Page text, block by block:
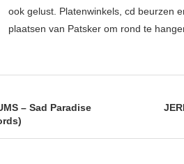
ook gelust. Platenwinkels, cd beurzen
plaatsen van Patsker om rond te
– Sad Paradise